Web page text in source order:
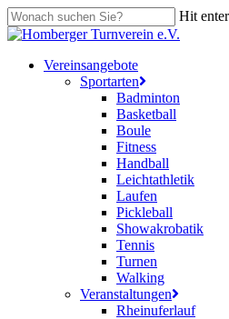
Skip
to
content
Hit
Close
search
Menu
Vereinsangebote
Sportarten
Badminton
Basketball
Boule
Fitness
Handball
Leichtathletik
Laufen
Pickleball
Showakrobatik
Tennis
Turnen
Walking
Veranstaltungen
Rheinuferlauf